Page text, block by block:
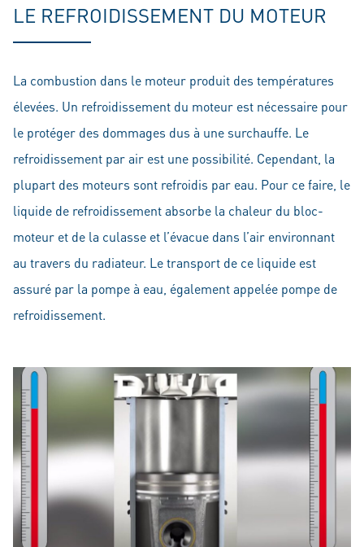
LE REFROIDISSEMENT DU MOTEUR
La combustion dans le moteur produit des températures
élevées. Un refroidissement du moteur est nécessaire pour
le protéger des dommages dus à une surchauffe. Le
refroidissement par air est une possibilité. Cependant, la
plupart des moteurs sont refroidis par eau. Pour ce faire, le
liquide de refroidissement absorbe la chaleur du bloc-
moteur et de la culasse et l’évacue dans l’air environnant
au travers du radiateur. Le transport de ce liquide est
assuré par la pompe à eau, également appelée pompe de
refroidissement.